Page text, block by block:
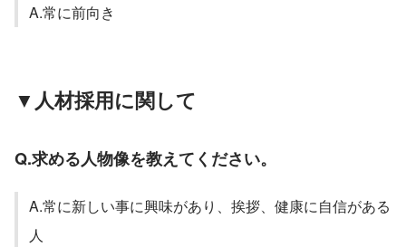
A.常に前向き
▼人材採用に関して
Q.求める人物像を教えてください。
A.常に新しい事に興味があり、挨拶、健康に自信がある
人